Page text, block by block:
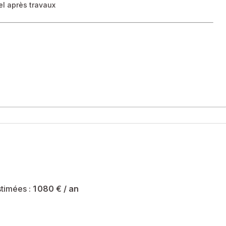
après travaux
avec une vue dégagée exceptionnelle sur Paris,
vos déplacements au quotidien.
: 1 080 € / an